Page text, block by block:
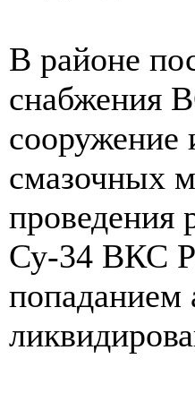
В районе
снабжения
сооружение
смазочных
проведения
Су-34 ВКС